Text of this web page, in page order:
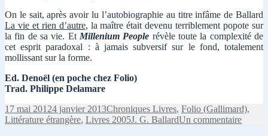
On le sait, après avoir lu l’autobiographie au titre infâme de Ballard
La vie et rien d’autre, la maître était devenu terriblement popote sur
la fin de sa vie. Et Millenium People révèle toute la complexité de
cet esprit paradoxal : à jamais subversif sur le fond, totalement
mollissant sur la forme.
Ed. Denoël (en poche chez Folio)
Trad. Philippe Delamare
Publié
le
17 mai 20124 janvier 2013Catégories
Chroniques Livres, Folio (Gallimard),
Littérature étrangère, Livres 2005Mots-
J. G. BallardUn commentairesur